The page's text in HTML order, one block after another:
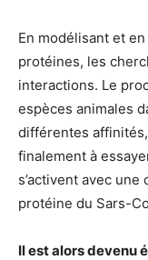
En modélisant et
protéines, les
interactions. Le
espèces animales
différentes
finalement à
s’activent avec
protéine du Sars-
Il est alors devenu